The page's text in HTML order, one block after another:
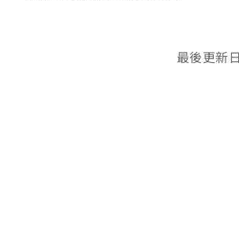
最後更新